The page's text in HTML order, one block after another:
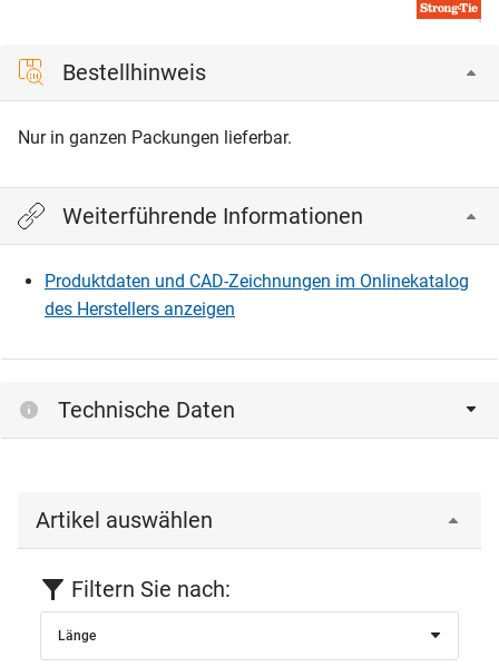
Bestellhinweis
Nur in ganzen Packungen lieferbar.
Weiterführende Informationen
Produktdaten und CAD-Zeichnungen im Onlinekatalog
des Herstellers anzeigen
Technische Daten
Artikel auswählen
Filtern Sie nach:
Länge